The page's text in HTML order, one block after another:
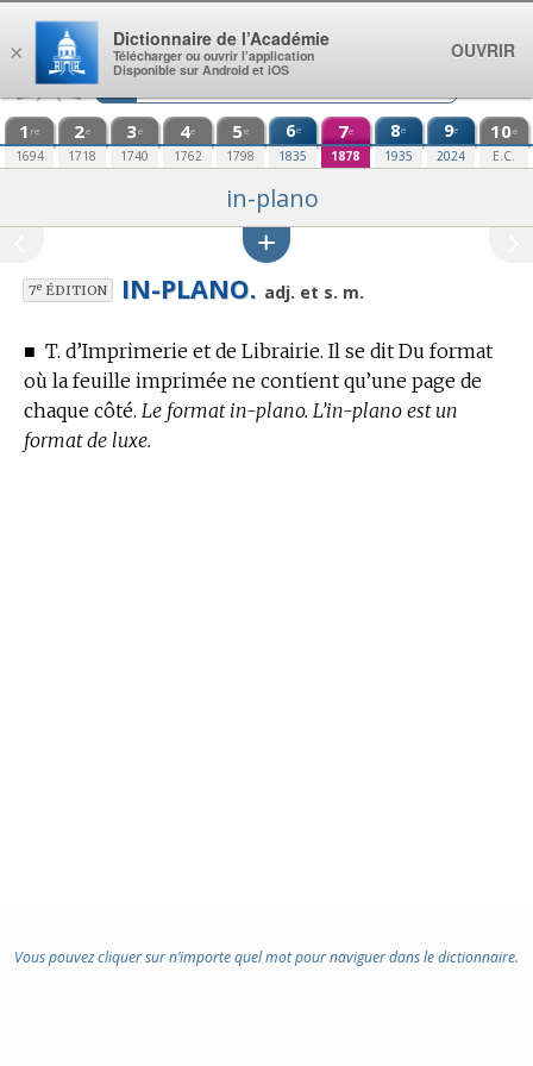
Aller au contenu
1 re
1694
2e
1718
3e
1740
4e
1762
5e
1798
6e
1835
7e
1878
8e
1935
9e
2024
10e
E.C.
in-plano
7eÉDITION IN-PLANO. adj. et s. m.
■ T. d’Imprimerie et de Librairie. Il se dit Du format
où la feuille imprimée ne contient qu’une page de
chaque côté. Le format in-plano. L’in-plano est un
format de luxe.
Vous pouvez cliquer sur n’importe quel mot pour naviguer dans le dictionnaire.
×
Dictionnaire de l’Académie
Télécharger ou ouvrir l’application
Disponible sur Android et iOS
OUVRIR